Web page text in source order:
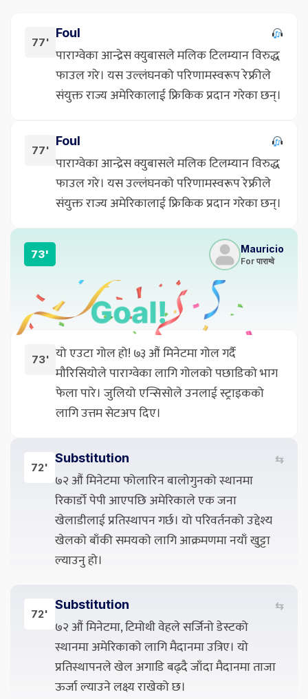
77'
Foul
पाराग्वेका आन्द्रेस क्युबासले मलिक टिलम्यान विरुद्ध
फाउल गरे। यस उल्लंघनको परिणामस्वरूप रेफ्रीले
संयुक्त राज्य अमेरिकालाई फ्रिकिक प्रदान गरेका छन्।
77'
Foul
पाराग्वेका आन्द्रेस क्युबासले मलिक टिलम्यान विरुद्ध
फाउल गरे। यस उल्लंघनको परिणामस्वरूप रेफ्रीले
संयुक्त राज्य अमेरिकालाई फ्रिकिक प्रदान गरेका छन्।
73' Mauricio
For पाराग्वे
73' यो एउटा गोल हो! ७३ औं मिनेटमा गोल गर्दै
मौरिसियोले पाराग्वेका लागि गोलको पछाडिको भाग
फेला पारे। जुलियो एन्सिसोले उनलाई स्ट्राइकको
लागि उत्तम सेटअप दिए।
72'
Substitution ⇆
७२ औं मिनेटमा फोलारिन बालोगुनको स्थानमा
रिकार्डो पेपी आएपछि अमेरिकाले एक जना
खेलाडीलाई प्रतिस्थापन गर्छ। यो परिवर्तनको उद्देश्य
खेलको बाँकी समयको लागि आक्रमणमा नयाँ खुट्टा
ल्याउनु हो।
72'
Substitution ⇆
७२ औं मिनेटमा, टिमोथी वेहले सर्जिनो डेस्टको
स्थानमा अमेरिकाको लागि मैदानमा उत्रिए। यो
प्रतिस्थापनले खेल अगाडि बढ्दै जाँदा मैदानमा ताजा
ऊर्जा ल्याउने लक्ष्य राखेको छ।